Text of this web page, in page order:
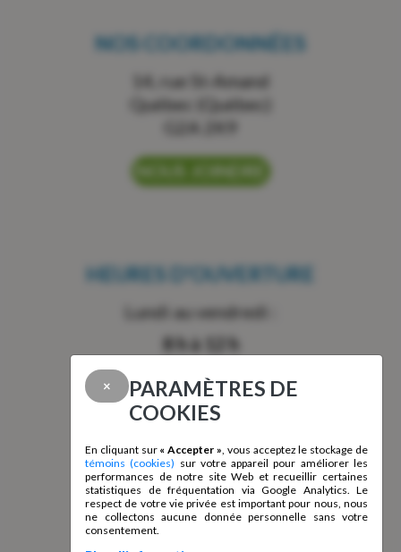
NOS COORDONNÉES
14, rue St-Amand
Québec (Québec)
G2A 2K9
NOUS JOINDRE
HEURES D'OUVERTURE
Lundi au vendredi :
8 h à 12 h
CONTACTEZ-NOUS!
Courriel :info@fqli.org
Téléphone :418 847-1744
×
PARAMÈTRES DE
COOKIES
En cliquant sur « Accepter », vous acceptez le stockage de
témoins (cookies) sur votre appareil pour améliorer les
performances de notre site Web et recueillir certaines
statistiques de fréquentation via Google Analytics. Le
respect de votre vie privée est important pour nous, nous
ne collectons aucune donnée personnelle sans votre
consentement.